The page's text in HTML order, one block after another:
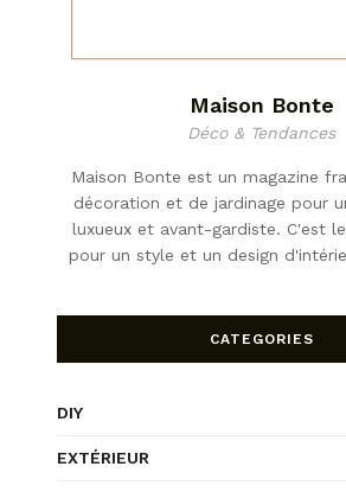
Maison Bonte
Déco & Tendances
Maison Bonte est un magazine
décoration et de jardinage pour
luxueux et avant-gardiste. C'est
pour un style et un design
CATEGORIES
DIY
EXTÉRIEUR